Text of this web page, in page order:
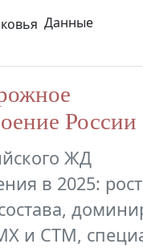
Данные
России
ЖД
в 2025:
и СТМ,